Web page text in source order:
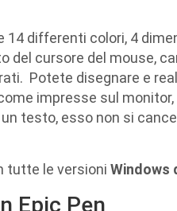
differenti colori, 4
del cursore del mouse,
Potete disegnare e
impresse sul
testo, esso non si
tutte le versioni Windows
Epic Pen